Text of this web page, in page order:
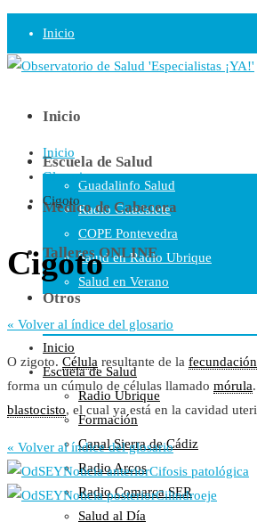
Inicio
Observatorio
Opinión
Radio
Guadalinfo Salud
Radio Guadalete
COPE Pontevedra
Salud en Radio Ubrique
Salud en Verano
Comunicados
En nuestra Web
Colaboraciones
Cartas al Director
Medios de Comunicación
Otros
Vídeos
Inicio
Escuela de Salud
Médico de Cabecera
Talleres ONLINE
Otros
Inicio
Escuela de Salud
Radio Ubrique
Formación
Canal Sierra de Cádiz
Radio Arcos
Radio Comarca SER
Salud al Día
Inicio
Glosario
Cigoto
Cigoto
« Volver al índice del glosario
O zigoto. Célula resultante de la fecundación
forma un cúmulo de células llamado mórula
blastocisto, el cual ya está en la cavidad
« Volver al índice del glosario
Noticia anteriorCifosis patológica
Noticia posteriorCilindroeje